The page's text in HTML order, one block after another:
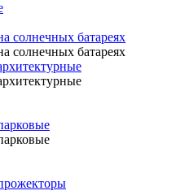
солнечных батареях
солнечных батареях